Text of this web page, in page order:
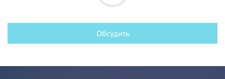
Обсудить